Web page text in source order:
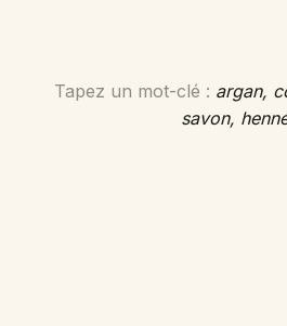
Tapez un mot-clé : argan,
savon,